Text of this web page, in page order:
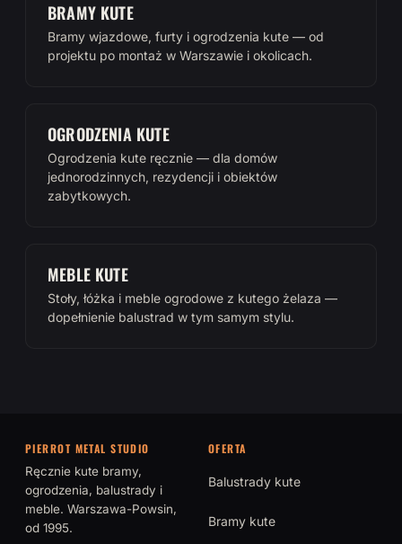
BRAMY KUTE
Bramy wjazdowe, furty i ogrodzenia kute — od
projektu po montaż w Warszawie i okolicach.
OGRODZENIA KUTE
Ogrodzenia kute ręcznie — dla domów
jednorodzinnych, rezydencji i obiektów
zabytkowych.
MEBLE KUTE
Stoły, łóżka i meble ogrodowe z kutego żelaza —
dopełnienie balustrad w tym samym stylu.
PIERROT METAL STUDIO
Ręcznie kute bramy,
ogrodzenia, balustrady i
meble. Warszawa-Powsin,
od 1995.
OFERTA
Balustrady kute
Bramy kute